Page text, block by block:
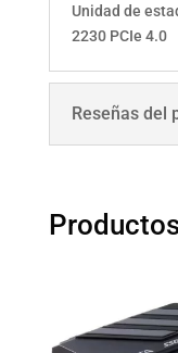
Unidad de
2230 PCIe 4.0
Reseñas del